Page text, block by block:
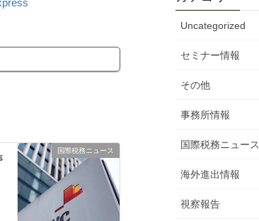
国際税務ニュース
Uncategorized
セミナー情報
その他
事務所情報
国際税務ニュース
海外進出情報
視察報告